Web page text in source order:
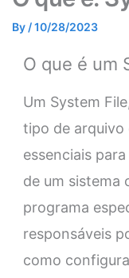
By /10/28/2023
O que é um
Um System
tipo de
essenciais
de um sistema
programa
responsáveis
como